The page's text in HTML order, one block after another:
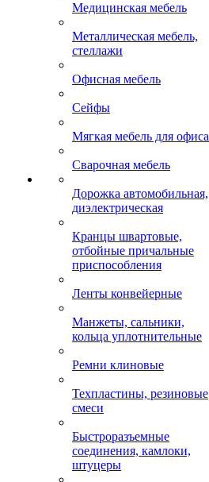
Медицинская мебель
Металлическая мебель,
стеллажи
Офисная мебель
Сейфы
Мягкая мебель для офиса
Сварочная мебель
Дорожка автомобильная,
диэлектрическая
Кранцы швартовые,
отбойные причальные
приспособления
Ленты конвейерные
Манжеты, сальники,
кольца уплотнительные
Ремни клиновые
Техпластины, резиновые
смеси
Быстроразъемные
соединения, камлоки,
штуцеры